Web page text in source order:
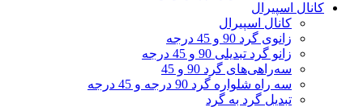
کانال اسپیرال
کانال اسپیرال
زانوی گرد 90 و 45 درجه
زانو گرد تبدیلی 90 و 45 درجه
سه‌راهی‌های گرد 90 و 45
سه راه شلواره گرد 90 درجه و 45 درجه
تبدیل گرد به گرد